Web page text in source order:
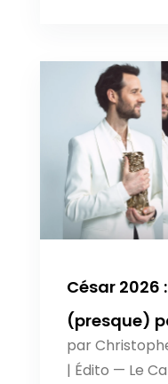
César 2026
(presque)
par
| Édito — Le